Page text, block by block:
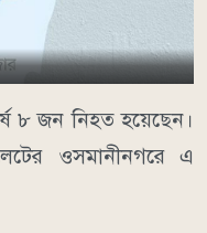
৮ জন নিহত হয়েছেন।
ওসমানীনগরে এ